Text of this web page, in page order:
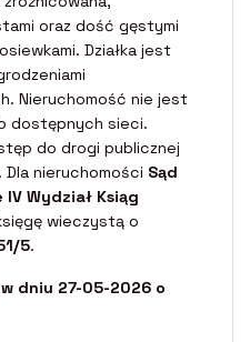
oraz dość gęstymi
Działka jest
Nieruchomość nie jest
dostępnych sieci.
do drogi publicznej
nieruchomości Sąd
Wydział Ksiąg
wieczystą o
5.
dniu 27-05-2026 o